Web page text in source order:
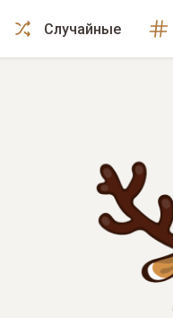
Случайные